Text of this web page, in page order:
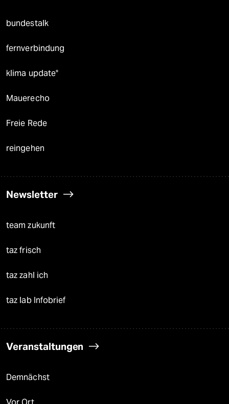
bundestalk
fernverbindung
klima update°
Mauerecho
Freie Rede
reingehen
Newsletter
team zukunft
taz frisch
taz zahl ich
taz lab Infobrief
Veranstaltungen
Demnächst